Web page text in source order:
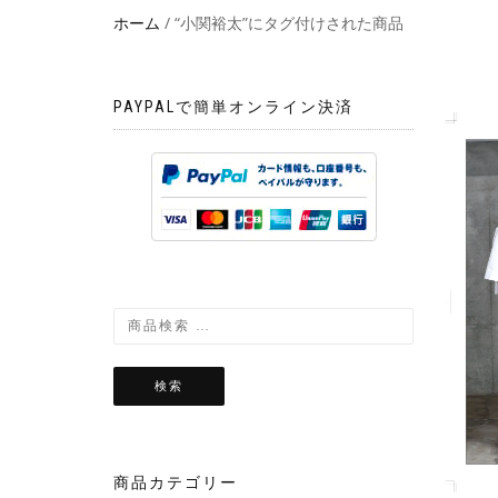
ホーム / “小関裕太”にタグ付けされた商品
PAYPALで簡単オンライン決済
検索
商品カテゴリー